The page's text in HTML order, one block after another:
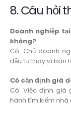
8. Câu hỏi
Doanh nghiệp
không?
Có. Chủ doanh
đầu tư thay vì bán
Có cần định giá
Có. Việc định giá
hành tìm kiếm nhà